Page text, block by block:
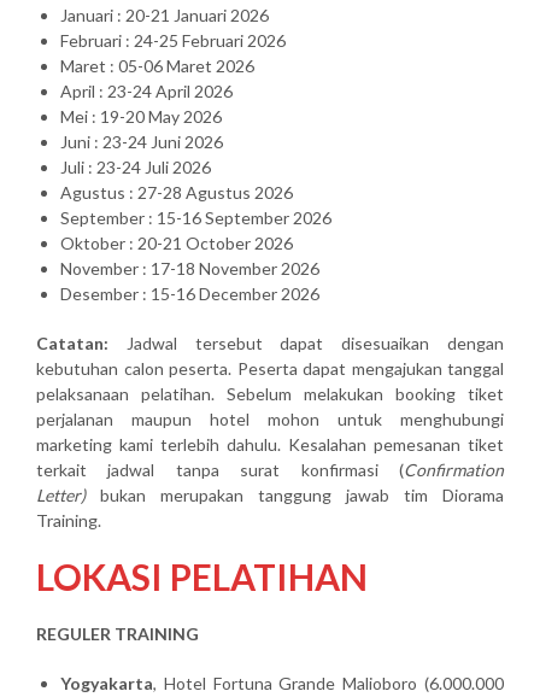
Januari : 20-21 Januari 2026
Februari : 24-25 Februari 2026
Maret : 05-06 Maret 2026
April : 23-24 April 2026
Mei : 19-20 May 2026
Juni : 23-24 Juni 2026
Juli : 23-24 Juli 2026
Agustus : 27-28 Agustus 2026
September : 15-16 September 2026
Oktober : 20-21 October 2026
November : 17-18 November 2026
Desember : 15-16 December 2026
Catatan: Jadwal tersebut dapat disesuaikan dengan
kebutuhan calon peserta. Peserta dapat mengajukan tanggal
pelaksanaan pelatihan. Sebelum melakukan booking tiket
perjalanan maupun hotel mohon untuk menghubungi
marketing kami terlebih dahulu. Kesalahan pemesanan tiket
terkait jadwal tanpa surat konfirmasi (Confirmation
Letter)bukan merupakan tanggung jawab tim Diorama
Training.
LOKASI PELATIHAN
REGULER TRAINING
Yogyakarta, Hotel Fortuna Grande Malioboro (6.000.000